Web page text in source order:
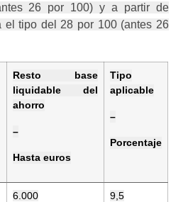
26 por 100) y a partir de
el tipo del 28 por 100 (antes 26
Resto base
liquidable del
ahorro
–
Hasta euros
Tipo
aplicable
–
Porcentaje
6.000 9,5